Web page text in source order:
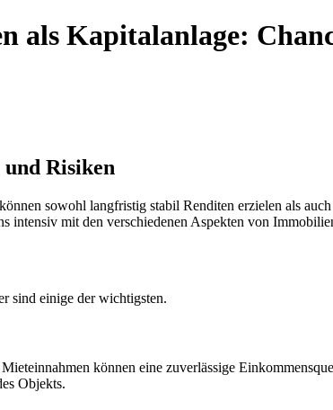
als Kapitalanlage:
Risiken
sowohl langfristig stabil Renditen erzielen als
mit den verschiedenen Aspekten von
sind einige der wichtigsten.
können eine zuverlässige
Objekts.